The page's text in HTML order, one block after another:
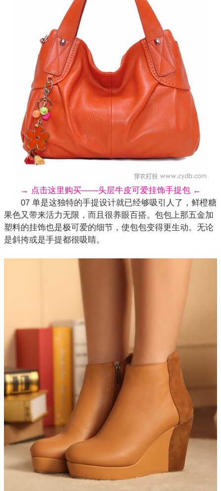
→ 点击这里购买——头层牛皮可爱挂饰手提包 ←
07 单是这独特的手提设计就已经够吸引人了，鲜橙糖
果色又带来活力无限，而且很养眼百搭。包包上那五金加
塑料的挂饰也是极可爱的细节，使包包变得更生动。无论
是斜挎或是手提都很吸睛。